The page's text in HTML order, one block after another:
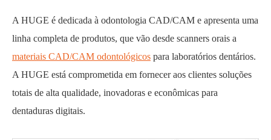
A HUGE é dedicada à odontologia CAD/CAM e apresenta uma
linha completa de produtos, que vão desde scanners orais a
materiais CAD/CAM odontológicos para laboratórios dentários.
A HUGE está comprometida em fornecer aos clientes soluções
totais de alta qualidade, inovadoras e econômicas para
dentaduras digitais.